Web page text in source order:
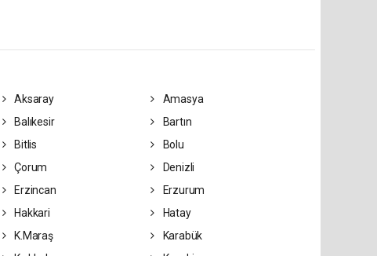
Aksaray
Amasya
Balıkesir
Bartın
Bitlis
Bolu
Çorum
Denizli
Erzincan
Erzurum
Hakkari
Hatay
K.Maraş
Karabük